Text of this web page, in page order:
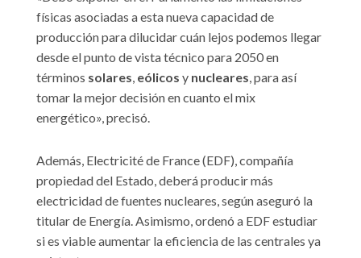
físicas asociadas a esta nueva capacidad de
producción para dilucidar cuán lejos podemos llegar
desde el punto de vista técnico para 2050 en
términos solares, eólicos y nucleares, para así
tomar la mejor decisión en cuanto el mix
energético», precisó.
Además, Electricité de France (EDF), compañía
propiedad del Estado, deberá producir más
electricidad de fuentes nucleares, según aseguró la
titular de Energía. Asimismo, ordenó a EDF estudiar
si es viable aumentar la eficiencia de las centrales ya